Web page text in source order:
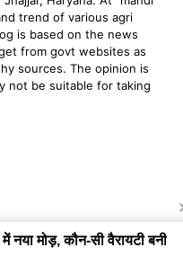
trend of various agri
is based on the news
from govt websites as
sources. The opinion is
not be suitable for taking
Reserved. Powered by TIMES